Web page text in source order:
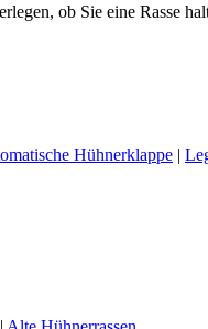
ob Sie eine Rasse
Hühnerklappe |